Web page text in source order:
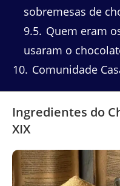
sobremesas de
9.5 Quem eram
usaram o
10 Comunidade
Ingredientes do
XIX